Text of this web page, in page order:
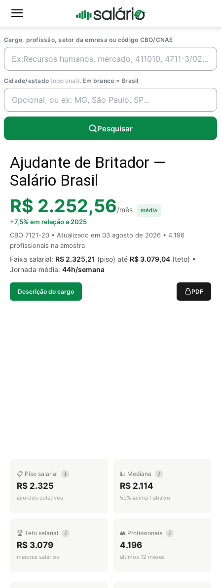
Cargo, profissão, setor da emresa ou código CBO/CNAE
Cidade/estado (opcional). Em branco = Brasil
Pesquisar
Ajudante de Britador —
Salário Brasil
R$ 2.252,56/mês média
+7,5% em relação a 2025
CBO 7121-20 • Atualizado em 03 agosto de 2026 • 4.196
profissionais na amostra
Faixa salarial: R$ 2.325,21 (piso) até R$ 3.079,04 (teto) •
Jornada média: 44h/semana
Descrição do cargo PDF
📋 Piso salarial i
R$ 2.325
acordos coletivos
📊 Mediana i
R$ 2.114
50% acima / abaixo
🏆 Teto salarial i
R$ 3.079
maiores salários
👥 Profissionais i
4.196
últimos 12 meses